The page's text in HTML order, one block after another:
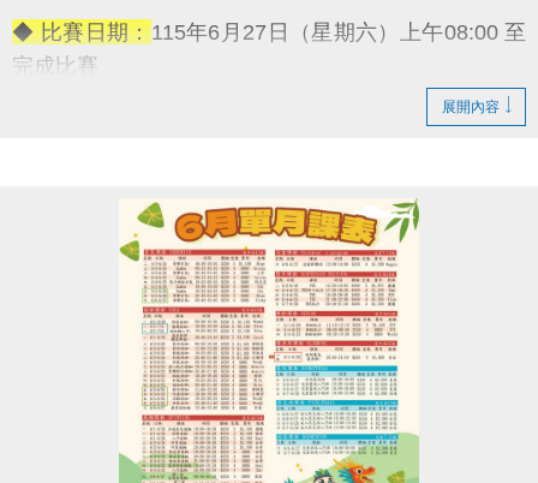
◆ 比賽日期：115年6月27日（星期六）上午08:00 至
完成比賽
18歲以上皆可參加（男子組／女子組）
【免費報名】！
◆ 活動獎勵：
→ 冠軍獎金：5,000元
→ 亞軍獎金：3,000元
→ 季軍獎金：1,000元
-————————————
五大關卡連續挑戰
箱跳→ 藥球胸推→ SSB蹲舉→ 槓鈴借力推→滑雪機
展開內容